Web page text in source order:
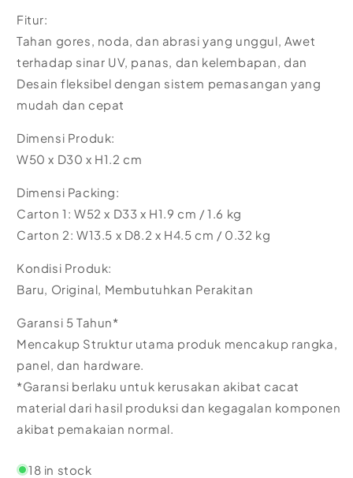
Fitur:
Tahan gores, noda, dan abrasi yang unggul, Awet
terhadap sinar UV, panas, dan kelembapan, dan
Desain fleksibel dengan sistem pemasangan yang
mudah dan cepat
Dimensi Produk:
W50 x D30 x H1.2 cm
Dimensi Packing:
Carton 1: W52 x D33 x H1.9 cm / 1.6 kg
Carton 2: W13.5 x D8.2 x H4.5 cm / 0.32 kg
Kondisi Produk:
Baru, Original, Membutuhkan Perakitan
Garansi 5 Tahun*
Mencakup Struktur utama produk mencakup rangka,
panel, dan hardware.
*Garansi berlaku untuk kerusakan akibat cacat
material dari hasil produksi dan kegagalan komponen
akibat pemakaian normal.
18 in stock